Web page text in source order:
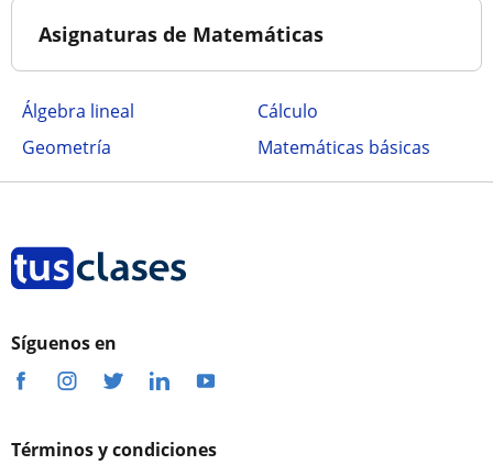
Asignaturas de Matemáticas
Álgebra lineal
Cálculo
Geometría
Matemáticas básicas
Síguenos en
Términos y condiciones